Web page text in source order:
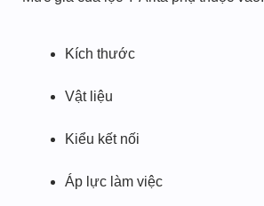
Kích thước
Vật liệu
Kiểu kết nối
Áp lực làm việc